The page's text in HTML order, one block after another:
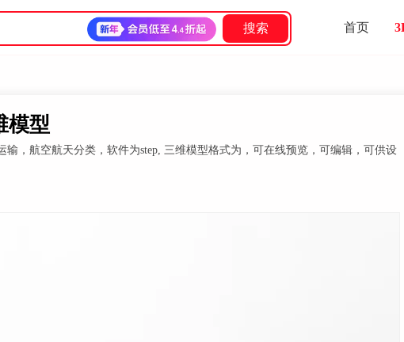
搜索 首页
模型
输，航空航天分类，软件为step, 三维模型格式为，可在线预览，可编辑，可供设